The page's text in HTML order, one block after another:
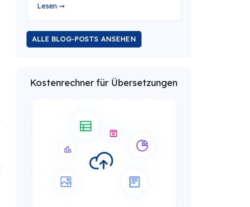
Lesen ➞
ALLE BLOG-POSTS ANSEHEN
Kostenrechner für Übersetzungen